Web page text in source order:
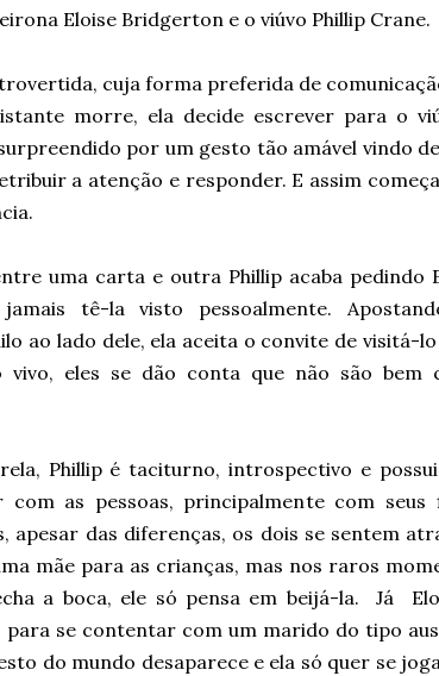
Eloise Bridgerton e o viúvo Phillip Crane.
cuja forma preferida de
morre, ela decide escrever para o
por um gesto tão amável vindo
a atenção e responder. E assim
uma carta e outra Phillip acaba pedindo
tê-la visto pessoalmente.
ao lado dele, ela aceita o convite de visitá-
vivo, eles se dão conta que não são bem
Phillip é taciturno, introspectivo e
as pessoas, principalmente com seus
apesar das diferenças, os dois se sentem
mãe para as crianças, mas nos raros
a boca, ele só pensa em beijá-la. Já
se contentar com um marido do tipo
do mundo desaparece e ela só quer se